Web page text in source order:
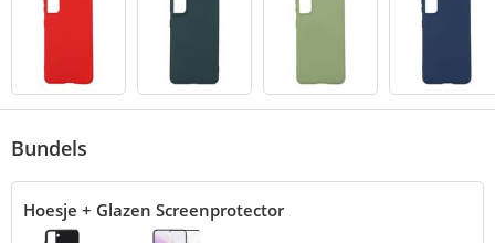
Bundels
Hoesje + Glazen Screenprotector